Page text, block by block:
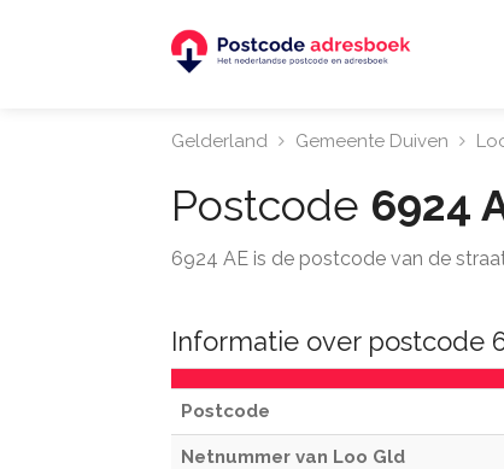
Gelderland Gemeente Duiven
Postcode 6924
6924 AE is de postcode van de
Informatie over postcode
Postcode
Netnummer van Loo Gld